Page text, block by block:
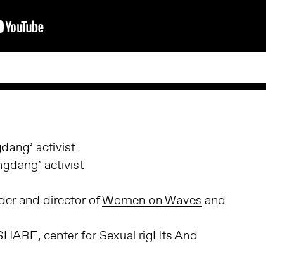
activist
activist
and director ofWomen on Waves and
, center for Sexual rigHts And